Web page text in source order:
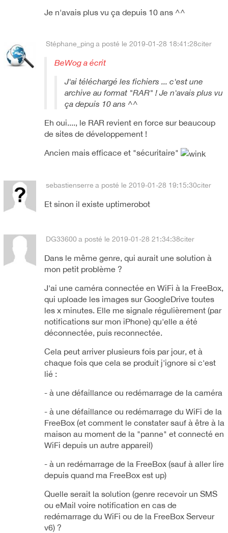
Je n'avais plus vu ça depuis 10 ans ^^
Stéphane_ping a posté le 2019-01-28 18:41:28citer
BeWog a écrit
J'ai téléchargé les fichiers ... c'est une
archive au format "RAR" ! Je n'avais plus vu
ça depuis 10 ans ^^
Eh oui...., le RAR revient en force sur beaucoup
de sites de développement !
Ancien mais efficace et "sécuritaire"
sebastienserre a posté le 2019-01-28 19:15:30citer
Et sinon il existe uptimerobot
DG33600 a posté le 2019-01-28 21:34:38citer
Dans le même genre, qui aurait une solution à
mon petit problème ?
J'ai une caméra connectée en WiFi à la FreeBox,
qui uploade les images sur GoogleDrive toutes
les x minutes. Elle me signale régulièrement (par
notifications sur mon iPhone) qu'elle a été
déconnectée, puis reconnectée.
Cela peut arriver plusieurs fois par jour, et à
chaque fois que cela se produit j'ignore si c'est
lié :
- à une défaillance ou redémarrage de la caméra
- à une défaillance ou redémarrage du WiFi de la
FreeBox (et comment le constater sauf à être à la
maison au moment de la "panne" et connecté en
WiFi depuis un autre appareil)
- à un redémarrage de la FreeBox (sauf à aller lire
depuis quand ma FreeBox est up)
Quelle serait la solution (genre recevoir un SMS
ou eMail voire notification en cas de
redémarrage du WiFi ou de la FreeBox Serveur
v6) ?